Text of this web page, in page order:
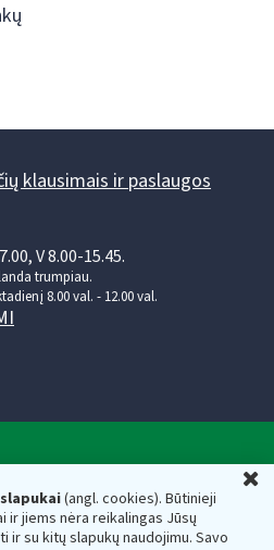
(angl. cookies). Būtinieji
ir jiems nėra reikalingas Jūsų
su kitų slapukų naudojimu. Savo
klausimais ir paslaugos
V 8.00-15.45.
trumpiau.
8.00 val. - 12.00 val.
kodas — 188659752,